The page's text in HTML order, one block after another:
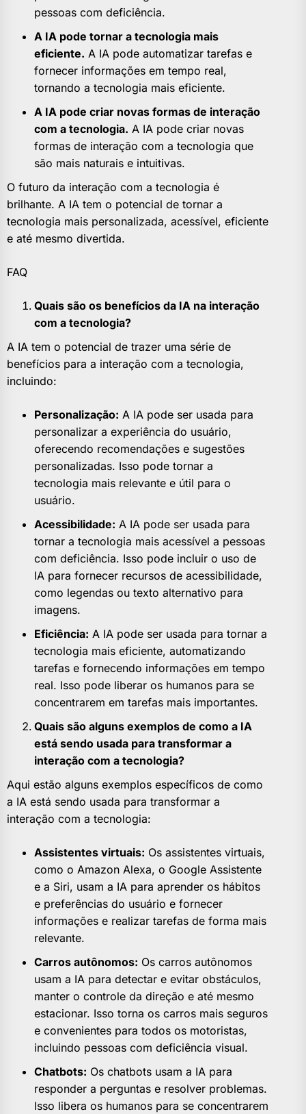
pessoas com deficiência.
A IA pode tornar a tecnologia mais
eficiente. A IA pode automatizar tarefas e
fornecer informações em tempo real,
tornando a tecnologia mais eficiente.
A IA pode criar novas formas de interação
com a tecnologia. A IA pode criar novas
formas de interação com a tecnologia que
são mais naturais e intuitivas.
O futuro da interação com a tecnologia é
brilhante. A IA tem o potencial de tornar a
tecnologia mais personalizada, acessível, eficiente
e até mesmo divertida.
FAQ
Quais são os benefícios da IA na interação
com a tecnologia?
A IA tem o potencial de trazer uma série de
benefícios para a interação com a tecnologia,
incluindo:
Personalização: A IA pode ser usada para
personalizar a experiência do usuário,
oferecendo recomendações e sugestões
personalizadas. Isso pode tornar a
tecnologia mais relevante e útil para o
usuário.
Acessibilidade: A IA pode ser usada para
tornar a tecnologia mais acessível a pessoas
com deficiência. Isso pode incluir o uso de
IA para fornecer recursos de acessibilidade,
como legendas ou texto alternativo para
imagens.
Eficiência: A IA pode ser usada para tornar a
tecnologia mais eficiente, automatizando
tarefas e fornecendo informações em tempo
real. Isso pode liberar os humanos para se
concentrarem em tarefas mais importantes.
Quais são alguns exemplos de como a IA
está sendo usada para transformar a
interação com a tecnologia?
Aqui estão alguns exemplos específicos de como
a IA está sendo usada para transformar a
interação com a tecnologia:
Assistentes virtuais: Os assistentes virtuais,
como o Amazon Alexa, o Google Assistente
e a Siri, usam a IA para aprender os hábitos
e preferências do usuário e fornecer
informações e realizar tarefas de forma mais
relevante.
Carros autônomos: Os carros autônomos
usam a IA para detectar e evitar obstáculos,
manter o controle da direção e até mesmo
estacionar. Isso torna os carros mais seguros
e convenientes para todos os motoristas,
incluindo pessoas com deficiência visual.
Chatbots: Os chatbots usam a IA para
responder a perguntas e resolver problemas.
Isso libera os humanos para se concentrarem